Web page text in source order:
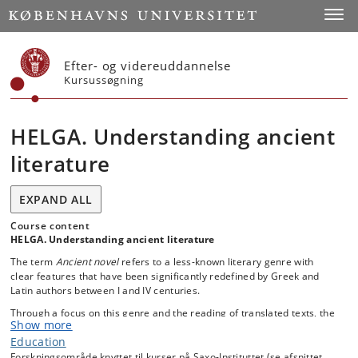
Start
Efter- og videreuddannelse
Kursussøgning
HELGA. Understanding ancient
literature
EXPAND ALL
Course content
HELGA. Understanding ancient literature
The term Ancient novelrefers to a less-known literary genre with
clear features that have been significantly redefined by Greek and
Latin authors between I and IV centuries.
Through a focus on this genre and the reading of translated texts, the
course aims to provide an in-depth exploration of late antique Greek
and Latin literature. By analyzing and discussing selected
Show more
Education